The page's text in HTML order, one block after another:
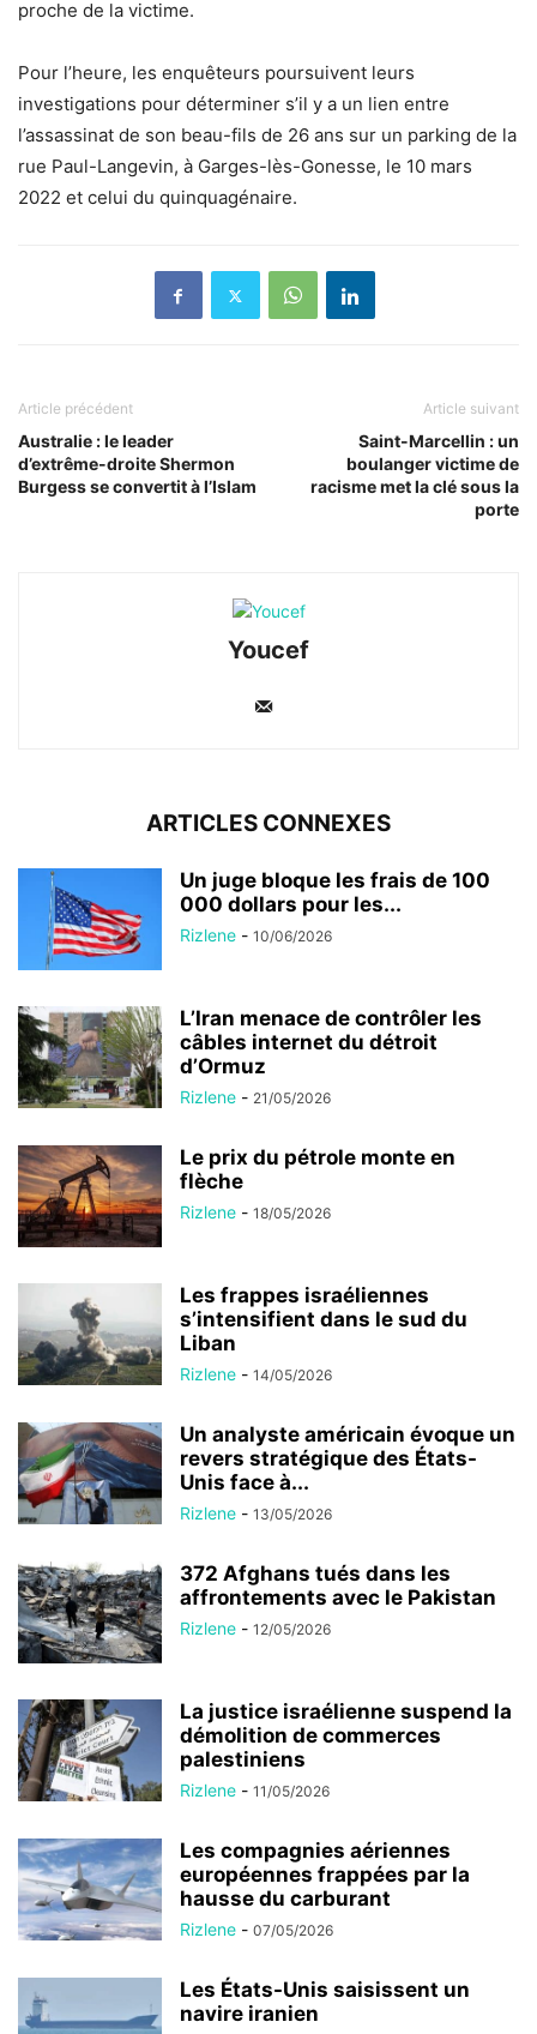
proche de la victime.
Pour l’heure, les enquêteurs poursuivent leurs
investigations pour déterminer s’il y a un lien entre
l’assassinat de son beau-fils de 26 ans sur un parking de la
rue Paul-Langevin, à Garges-lès-Gonesse, le 10 mars
2022 et celui du quinquagénaire.
Article précédent
Australie : le leader
d’extrême-droite Shermon
Burgess se convertit à l’Islam
Article suivant
Saint-Marcellin : un
boulanger victime de
racisme met la clé sous la
porte
Youcef
ARTICLES CONNEXES
Un juge bloque les frais de 100
000 dollars pour les...
Rizlene - 10/06/2026
L’Iran menace de contrôler les
câbles internet du détroit
d’Ormuz
Rizlene - 21/05/2026
Le prix du pétrole monte en
flèche
Rizlene - 18/05/2026
Les frappes israéliennes
s’intensifient dans le sud du
Liban
Rizlene - 14/05/2026
Un analyste américain évoque un
revers stratégique des États-
Unis face à...
Rizlene - 13/05/2026
372 Afghans tués dans les
affrontements avec le Pakistan
Rizlene - 12/05/2026
La justice israélienne suspend la
démolition de commerces
palestiniens
Rizlene - 11/05/2026
Les compagnies aériennes
européennes frappées par la
hausse du carburant
Rizlene - 07/05/2026
Les États-Unis saisissent un
navire iranien